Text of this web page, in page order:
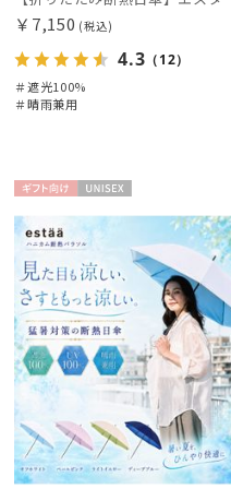
価格・割引率
在庫表示
入荷状況
￥7,150 (税込)
4.3 （12）
＃遮光100%
＃晴雨兼用
向け
X